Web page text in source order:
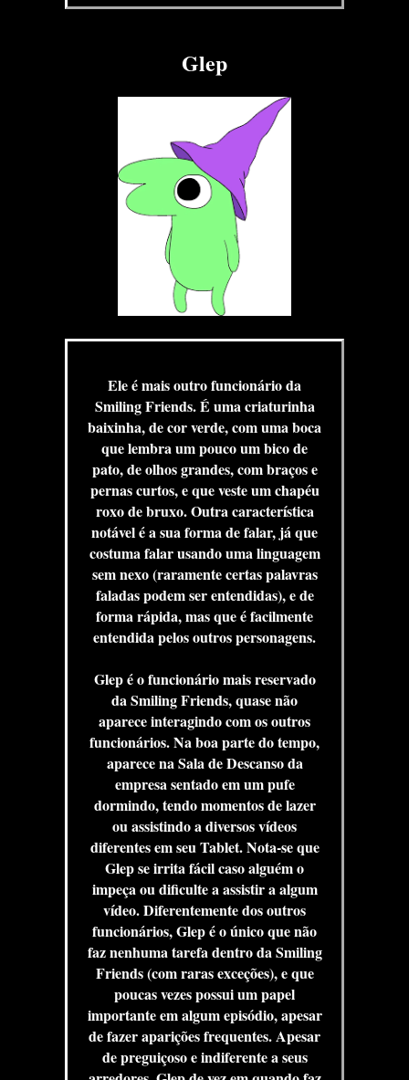
Glep
Ele é mais outro funcionário da
Smiling Friends. É uma criaturinha
baixinha, de cor verde, com uma boca
que lembra um pouco um bico de
pato, de olhos grandes, com braços e
pernas curtos, e que veste um chapéu
roxo de bruxo. Outra característica
notável é a sua forma de falar, já que
costuma falar usando uma linguagem
sem nexo (raramente certas palavras
faladas podem ser entendidas), e de
forma rápida, mas que é facilmente
entendida pelos outros personagens.
Glep é o funcionário mais reservado
da Smiling Friends, quase não
aparece interagindo com os outros
funcionários. Na boa parte do tempo,
aparece na Sala de Descanso da
empresa sentado em um pufe
dormindo, tendo momentos de lazer
ou assistindo a diversos vídeos
diferentes em seu Tablet. Nota-se que
Glep se irrita fácil caso alguém o
impeça ou dificulte a assistir a algum
vídeo. Diferentemente dos outros
funcionários, Glep é o único que não
faz nenhuma tarefa dentro da Smiling
Friends (com raras exceções), e que
poucas vezes possui um papel
importante em algum episódio, apesar
de fazer aparições frequentes. Apesar
de preguiçoso e indiferente a seus